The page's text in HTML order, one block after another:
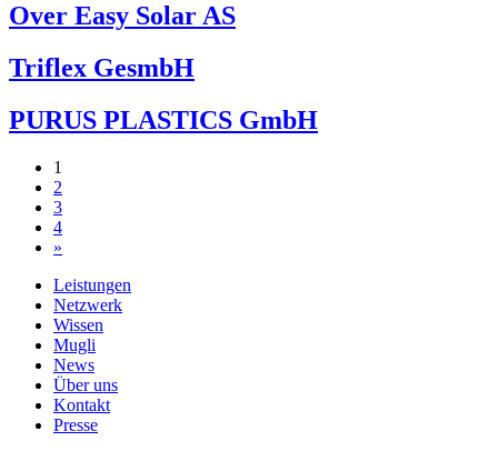
Over Easy Solar AS
Triflex GesmbH
PURUS PLASTICS GmbH
Beitragsnavigation
1
2
3
4
»
Leistungen
Netzwerk
Wissen
Mugli
News
Über uns
Kontakt
Presse